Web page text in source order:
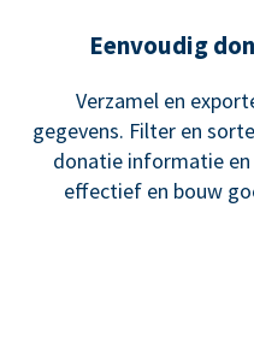
Eenvoudig
Verzamel en
gegevens. Filter en
donatie informatie
effectief en bouw